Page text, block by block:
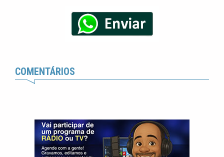
COMENTÁRIOS